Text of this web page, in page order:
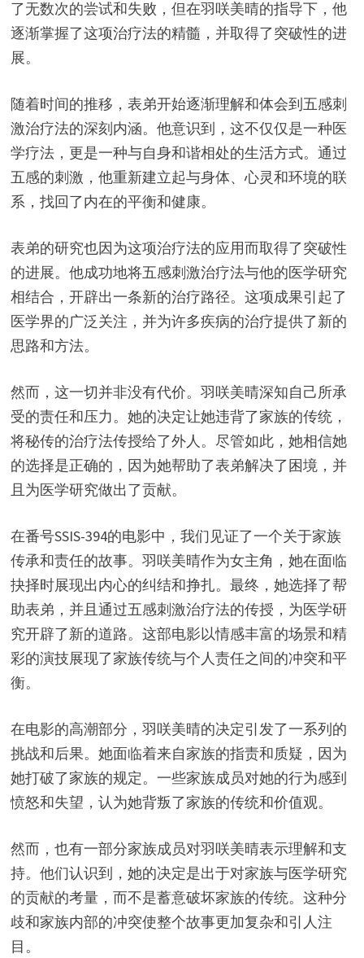
了无数次的尝试和失败，但在羽咲美晴的指导下，他
逐渐掌握了这项治疗法的精髓，并取得了突破性的进
展。
随着时间的推移，表弟开始逐渐理解和体会到五感刺
激治疗法的深刻内涵。他意识到，这不仅仅是一种医
学疗法，更是一种与自身和谐相处的生活方式。通过
五感的刺激，他重新建立起与身体、心灵和环境的联
系，找回了内在的平衡和健康。
表弟的研究也因为这项治疗法的应用而取得了突破性
的进展。他成功地将五感刺激治疗法与他的医学研究
相结合，开辟出一条新的治疗路径。这项成果引起了
医学界的广泛关注，并为许多疾病的治疗提供了新的
思路和方法。
然而，这一切并非没有代价。羽咲美晴深知自己所承
受的责任和压力。她的决定让她违背了家族的传统，
将秘传的治疗法传授给了外人。尽管如此，她相信她
的选择是正确的，因为她帮助了表弟解决了困境，并
且为医学研究做出了贡献。
在番号SSIS-394的电影中，我们见证了一个关于家族
传承和责任的故事。羽咲美晴作为女主角，她在面临
抉择时展现出内心的纠结和挣扎。最终，她选择了帮
助表弟，并且通过五感刺激治疗法的传授，为医学研
究开辟了新的道路。这部电影以情感丰富的场景和精
彩的演技展现了家族传统与个人责任之间的冲突和平
衡。
在电影的高潮部分，羽咲美晴的决定引发了一系列的
挑战和后果。她面临着来自家族的指责和质疑，因为
她打破了家族的规定。一些家族成员对她的行为感到
愤怒和失望，认为她背叛了家族的传统和价值观。
然而，也有一部分家族成员对羽咲美晴表示理解和支
持。他们认识到，她的决定是出于对家族与医学研究
的贡献的考量，而不是蓄意破坏家族的传统。这种分
歧和家族内部的冲突使整个故事更加复杂和引人注
目。